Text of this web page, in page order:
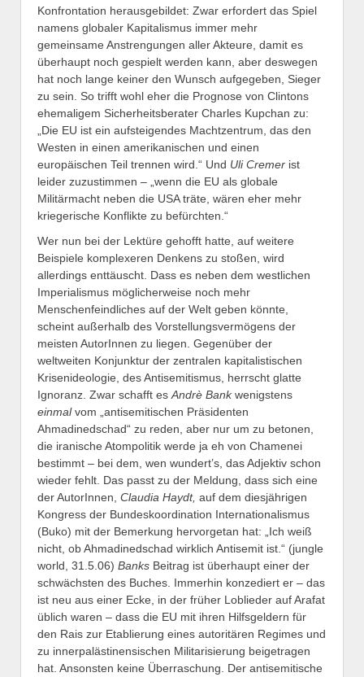
Konfrontation herausgebildet: Zwar erfordert das Spiel
namens globaler Kapitalismus immer mehr
gemeinsame Anstrengungen aller Akteure, damit es
überhaupt noch gespielt werden kann, aber deswegen
hat noch lange keiner den Wunsch aufgegeben, Sieger
zu sein. So trifft wohl eher die Prognose von Clintons
ehemaligem Sicherheitsberater Charles Kupchan zu:
„Die EU ist ein aufsteigendes Machtzentrum, das den
Westen in einen amerikanischen und einen
europäischen Teil trennen wird.“ Und Uli Cremer ist
leider zuzustimmen – „wenn die EU als globale
Militärmacht neben die USA träte, wären eher mehr
kriegerische Konflikte zu befürchten.“
Wer nun bei der Lektüre gehofft hatte, auf weitere
Beispiele komplexeren Denkens zu stoßen, wird
allerdings enttäuscht. Dass es neben dem westlichen
Imperialismus möglicherweise noch mehr
Menschenfeindliches auf der Welt geben könnte,
scheint außerhalb des Vorstellungsvermögens der
meisten AutorInnen zu liegen. Gegenüber der
weltweiten Konjunktur der zentralen kapitalistischen
Krisenideologie, des Antisemitismus, herrscht glatte
Ignoranz. Zwar schafft es Andrè Bankwenigstens
einmalvom „antisemitischen Präsidenten
Ahmadinedschad“ zu reden, aber nur um zu betonen,
die iranische Atompolitik werde ja eh von Chamenei
bestimmt – bei dem, wen wundert’s, das Adjektiv schon
wieder fehlt. Das passt zu der Meldung, dass sich eine
der AutorInnen, Claudia Haydt, auf dem diesjährigen
Kongress der Bundeskoordination Internationalismus
(Buko) mit der Bemerkung hervorgetan hat: „Ich weiß
nicht, ob Ahmadinedschad wirklich Antisemit ist.“ (jungle
world, 31.5.06) Banks Beitrag ist überhaupt einer der
schwächsten des Buches. Immerhin konzediert er – das
ist neu aus einer Ecke, in der früher Loblieder auf Arafat
üblich waren – dass die EU mit ihren Hilfsgeldern für
den Rais zur Etablierung eines autoritären Regimes und
zu innerpalästinensischen Militarisierung beigetragen
hat. Ansonsten keine Überraschung. Der antisemitische